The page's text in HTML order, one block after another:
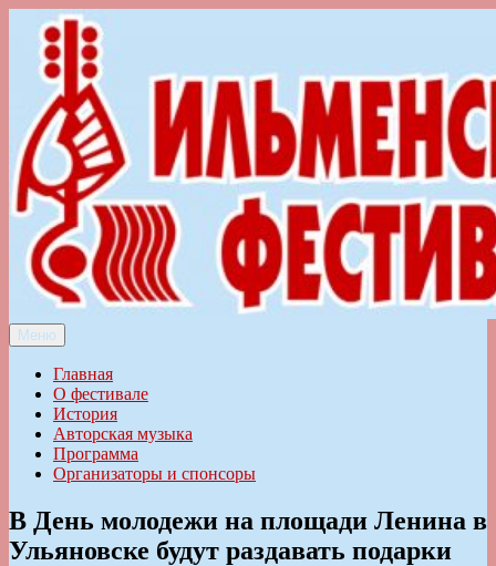
Перейти
содержимому
Ильменский фестиваль авторской песни
Меню
Главная
О фестивале
История
Авторская музыка
Программа
Организаторы и спонсоры
В День молодежи на площади Ленина в
Ульяновске будут раздавать подарки